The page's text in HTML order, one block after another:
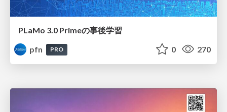
PLaMo 3.0 Primeの事後学習
pfn
PRO 0 270